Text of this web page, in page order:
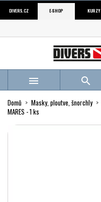
DIVERS.CZ E-SHOP KURZY
 
Domů Masky, ploutve, šnorchly
MARES - 1 ks